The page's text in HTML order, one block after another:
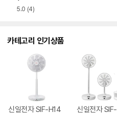
5.0 (4)
카테고리 인기상품
신일전자 SIF-H14
신일전자